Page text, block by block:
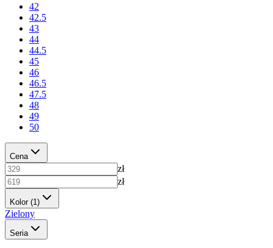
42
42.5
43
44
44.5
45
46
46.5
47.5
48
49
50
Cena
zł
zł
Kolor(1)
Zielony
Seria